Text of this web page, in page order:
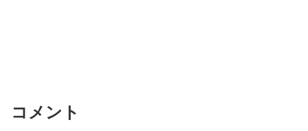
コメント